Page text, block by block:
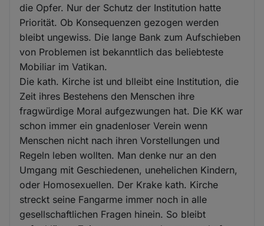
die Opfer. Nur der Schutz der Institution hatte
Priorität. Ob Konsequenzen gezogen werden
bleibt ungewiss. Die lange Bank zum Aufschieben
von Problemen ist bekanntlich das beliebteste
Mobiliar im Vatikan.
Die kath. Kirche ist und blleibt eine Institution, die
Zeit ihres Bestehens den Menschen ihre
fragwürdige Moral aufgezwungen hat. Die KK war
schon immer ein gnadenloser Verein wenn
Menschen nicht nach ihren Vorstellungen und
Regeln leben wollten. Man denke nur an den
Umgang mit Geschiedenen, unehelichen Kindern,
oder Homosexuellen. Der Krake kath. Kirche
streckt seine Fangarme immer noch in alle
gesellschaftlichen Fragen hinein. So bleibt